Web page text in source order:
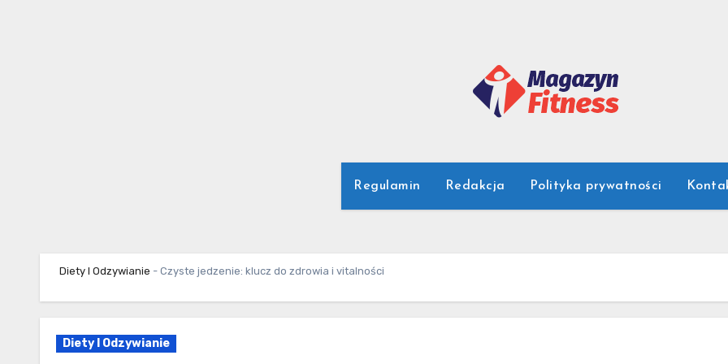
Regulamin Redakcja Polityka prywatności
Diety I Odzywianie - Czyste jedzenie: klucz do zdrowia i vitalności
Diety I Odzywianie